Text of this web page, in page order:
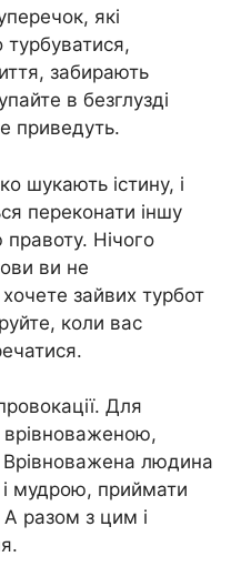
які
забирають
в безглузді
приведуть.
шукають істину, і
переконати іншу
Нічого
ви не
зайвих турбот
коли вас
Для
людина
мудрою, приймати
А разом з цим і